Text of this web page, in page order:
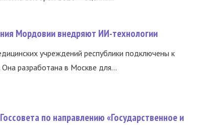
Мордовии внедряют ИИ-технологии
учреждений республики подключены к
разработана в Москве для...
по направлению «Государственное и